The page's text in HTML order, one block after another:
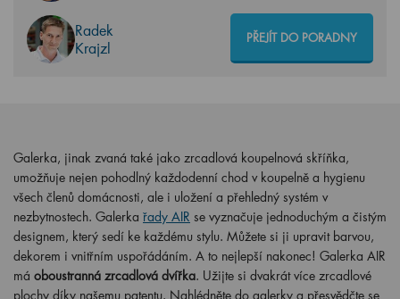
Radek
Krajzl
PŘEJÍT DO PORADNY
Galerka, jinak zvaná také jako zrcadlová koupelnová skříňka,
umožňuje nejen pohodlný každodenní chod v koupelně a hygienu
všech členů domácnosti, ale i uložení a přehledný systém v
nezbytnostech. Galerka řady AIR se vyznačuje jednoduchým a čistým
designem, který sedí ke každému stylu. Můžete si ji upravit barvou,
dekorem i vnitřním uspořádáním. A to nejlepší nakonec! Galerka AIR
má oboustranná zrcadlová dvířka. Užijte si dvakrát více zrcadlové
plochy díky našemu patentu. Nahlédněte do galerky a přesvědčte se